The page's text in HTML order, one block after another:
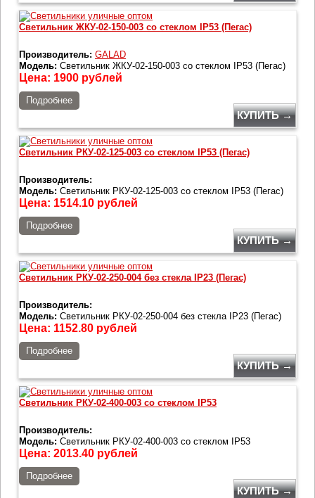
Светильник ЖКУ-02-150-003 со стеклом IP53 (Пегас)
Производитель: GALAD
Модель: Светильник ЖКУ-02-150-003 со стеклом IP53 (Пегас)
Цена: 1900 рублей
Подробнее
КУПИТЬ →
Светильник РКУ-02-125-003 со стеклом IP53 (Пегас)
Производитель:
Модель: Светильник РКУ-02-125-003 со стеклом IP53 (Пегас)
Цена: 1514.10 рублей
Подробнее
КУПИТЬ →
Светильник РКУ-02-250-004 без стекла IP23 (Пегас)
Производитель:
Модель: Светильник РКУ-02-250-004 без стекла IP23 (Пегас)
Цена: 1152.80 рублей
Подробнее
КУПИТЬ →
Светильник РКУ-02-400-003 со стеклом IP53
Производитель:
Модель: Светильник РКУ-02-400-003 со стеклом IP53
Цена: 2013.40 рублей
Подробнее
КУПИТЬ →